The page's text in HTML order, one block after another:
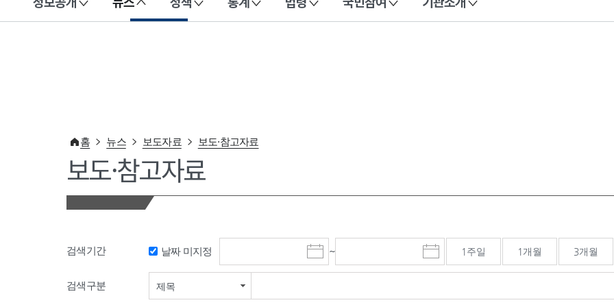
이 누리집은 대한민국 공식 전자정부 누리집입니다.
홈 뉴스 보도자료 보도·참고자료
보도·참고자료
검색기간 날짜 미지정
시
작
~
종
료
1주일 1개월 3개월
검색구분 제목